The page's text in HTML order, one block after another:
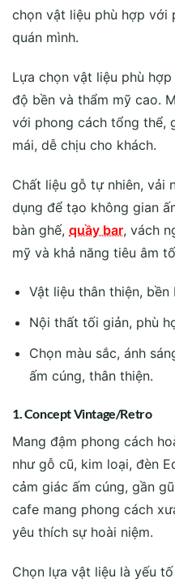
chọn vật liệu phù hợp với
quán mình.
Lựa chọn vật liệu phù
độ bền và thẩm mỹ cao.
với phong cách tổng thể,
mái, dễ chịu cho khách.
Chất liệu gỗ tự nhiên, vải
dụng để tạo không gian
bàn ghế, quầy bar, vách
mỹ và khả năng tiêu âm
Vật liệu thân thiện, bền
Nội thất tối giản, phù
Chọn màu sắc, ánh
ấm cúng, thân thiện.
1. Concept Vintage/Retro
Mang đậm phong cách
như gỗ cũ, kim loại, đèn
cảm giác ấm cúng, gần
cafe mang phong cách
yêu thích sự hoài niệm.
Chọn lựa vật liệu là yếu